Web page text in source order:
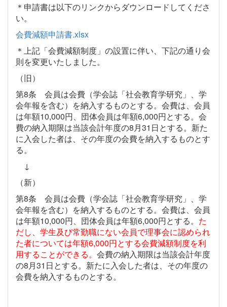
＊申請書は以下のリンクからダウンロードしてくださ
い。
会費減額申請書.xlsx
＊上記「会費減額制度」の設置に伴い、下記の通り会
則を変更いたしました。
（旧）
第8条 会員は会費（学会誌「社会教育学研究」、学
会年報を含む）を納入するものとする。会費は、会員
は年額10,000円、団体会員は年額6,000円とする。会
費の納入期限は当該会計年度の8月31日とする。新た
に入会した者は、その年度の会費を納入するものとす
る。
↓
（新）
第8条 会員は会費（学会誌「社会教育学研究」、学
会年報を含む）を納入するものとする。会費は、会員
は年額10,000円、団体会員は年額6,000円とする。 た
だし、学生及び常勤職にない会員で理事会に認められ
た者については年額6,000円とする会費減額制度を利
用することができる。 会費の納入期限は当該会計年度
の8月31日とする。新たに入会した者は、その年度の
会費を納入するものとする。